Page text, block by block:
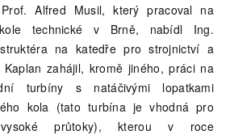
Alfred Musil, který pracoval na
technické v Brně, nabídl Ing.
na katedře pro strojnictví a
zahájil, kromě jiného, práci na
turbíny s natáčivými lopatkami
kola (tato turbína je vhodná pro
průtoky), kterou v roce